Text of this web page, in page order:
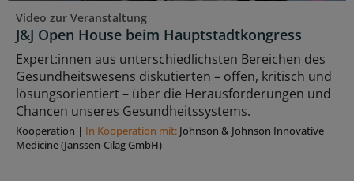
Video zur Veranstaltung
J&J Open House beim Hauptstadtkongress
Expert:innen aus unterschiedlichsten Bereichen des
Gesundheitswesens diskutierten – offen, kritisch und
lösungsorientiert – über die Herausforderungen und
Chancen unseres Gesundheitssystems.
Kooperation | In Kooperation mit: Johnson & Johnson Innovative
Medicine (Janssen-Cilag GmbH)